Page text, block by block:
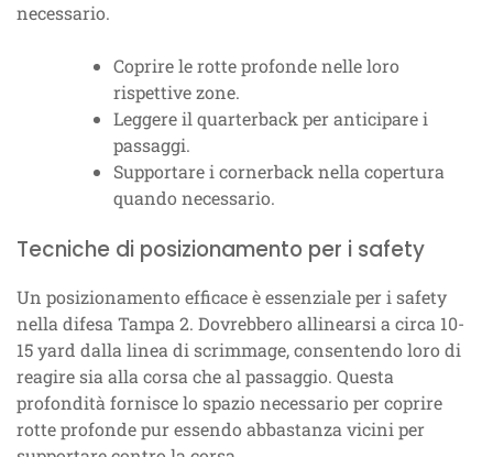
necessario.
Coprire le rotte profonde nelle loro
rispettive zone.
Leggere il quarterback per anticipare i
passaggi.
Supportare i cornerback nella copertura
quando necessario.
Tecniche di posizionamento per i safety
Un posizionamento efficace è essenziale per i safety
nella difesa Tampa 2. Dovrebbero allinearsi a circa 10-
15 yard dalla linea di scrimmage, consentendo loro di
reagire sia alla corsa che al passaggio. Questa
profondità fornisce lo spazio necessario per coprire
rotte profonde pur essendo abbastanza vicini per